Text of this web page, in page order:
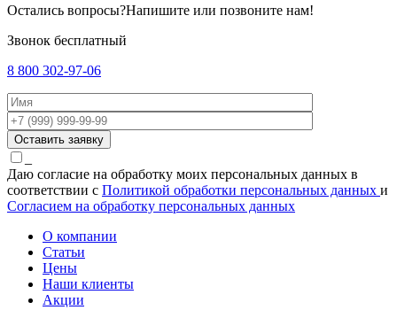
Остались вопросы?Напишите или позвоните нам!
Звонок бесплатный
8 800 302-97-06
Даю согласие на обработку моих персональных данных в
соответствии с Политикой обработки персональных данных и
Согласием на обработку персональных данных
О компании
Статьи
Цены
Наши клиенты
Акции